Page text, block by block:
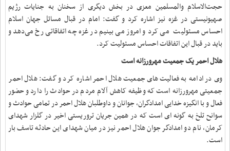
حجت‌الاسلام والمسلمین معزی در بخش دیگری از سخنان به جنایات رژیم
صهیونیستی در غزه نیز اشاره کرد و گفت: امام در قبال مسائل جهان اسلام
احساس مسئولیت می کرد و امروز می بینیم در غزه چه اتفاقاتی رخ می‌دهد و
باید در قبال این اتفاقات احساس مسئولیت کرد.
هلال احمر یک جمعیت مهرورزانه است
وی در ادامه به فعالیت‌های جمعیت هلال احمر اشاره کرد و گفت: هلال احمر
جمعیتی مهرورزانه است که وظیفه کاهش آلام مردم در حوادث را دارد و حضور
فعال و با انگیزه خدایی امدادگران، جوانان و داوطلبان هلال احمر در تمامی حوادث و
سوانح تلخ به گونه ای است که در همین جریان تروریستی اخیر در گلزار شهدای
کرمان، نام دو امدادگر جوان هلال احمر نیز در میان شهدای این حادثه تاسف بار
است.